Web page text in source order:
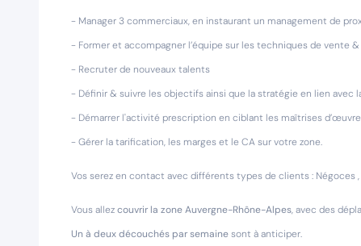
- Manager 3 commerciaux, en instaurant un management de
- Former et accompagner l’équipe sur les techniques de vente
- Recruter de nouveaux talents
- Définir & suivre les objectifs ainsi que la stratégie en lien avec
- Démarrer l'activité prescription en ciblant les maîtrises d’œuvre
- Gérer la tarification, les marges et le CA sur votre zone.
Vos serez en contact avec différents types de clients : Négoces
Vous allezcouvrir la zone Auvergne-Rhône-Alpes, avec des
Un à deux découchés par semainesont à anticiper.